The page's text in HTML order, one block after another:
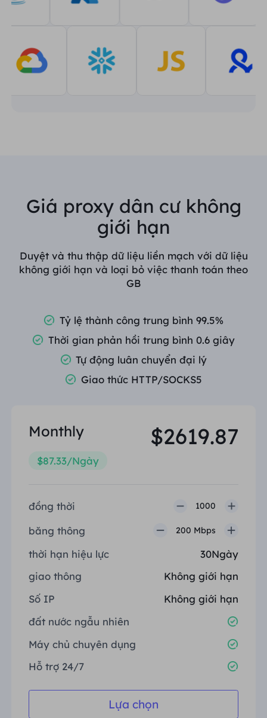
Giá proxy dân cư không
giới hạn
Duyệt và thu thập dữ liệu liền mạch với dữ liệu
không giới hạn và loại bỏ việc thanh toán theo
GB
Tỷ lệ thành công trung bình 99.5%
Thời gian phản hồi trung bình 0.6 giây
Tự động luân chuyển đại lý
Giao thức HTTP/SOCKS5
Monthly
$87.33/Ngày
$2619.87
đồng thời 1000
băng thông 200 Mbps
thời hạn hiệu lực
30Ngày
giao thông
Không giới hạn
Số IP
Không giới hạn
đất nước ngẫu nhiên
Máy chủ chuyên dụng
Hỗ trợ 24/7
Lựa chọn